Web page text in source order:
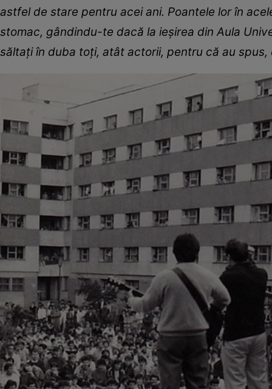
astfel de stare pentru acei ani. Poantele lor în
stomac, gândindu-te dacă la ieșirea din Aula
săltați în duba toți, atât actorii, pentru că au